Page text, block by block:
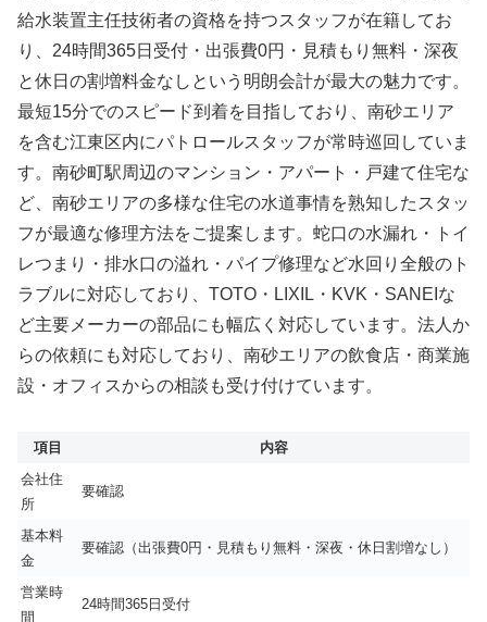
給水装置主任技術者の資格を持つスタッフが在籍してお
り、24時間365日受付・出張費0円・見積もり無料・深夜
と休日の割増料金なしという明朗会計が最大の魅力です。
最短15分でのスピード到着を目指しており、南砂エリア
を含む江東区内にパトロールスタッフが常時巡回していま
す。南砂町駅周辺のマンション・アパート・戸建て住宅な
ど、南砂エリアの多様な住宅の水道事情を熟知したスタッ
フが最適な修理方法をご提案します。蛇口の水漏れ・トイ
レつまり・排水口の溢れ・パイプ修理など水回り全般のト
ラブルに対応しており、TOTO・LIXIL・KVK・SANEIな
ど主要メーカーの部品にも幅広く対応しています。法人か
らの依頼にも対応しており、南砂エリアの飲食店・商業施
設・オフィスからの相談も受け付けています。
項目
内容
会社住
所
要確認
基本料
金
要確認（出張費0円・見積もり無料・深夜・休日割増なし）
営業時
間
24時間365日受付